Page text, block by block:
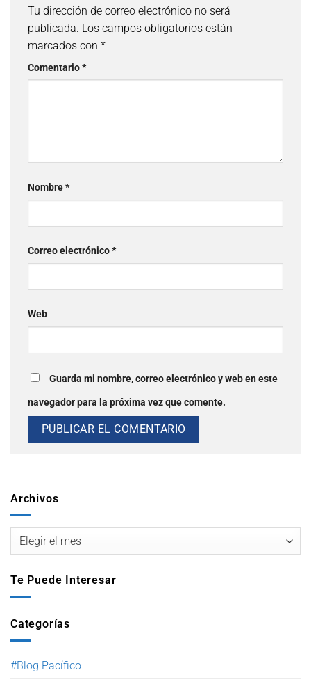
Archivos
Te Puede Interesar
Categorías
#Blog Pacífico
Tu dirección de correo electrónico no será
publicada. Los campos obligatorios están
marcados con *
Comentario*
Nombre*
Correo electrónico*
Web
Guarda mi nombre, correo electrónico y web en este
navegador para la próxima vez que comente.